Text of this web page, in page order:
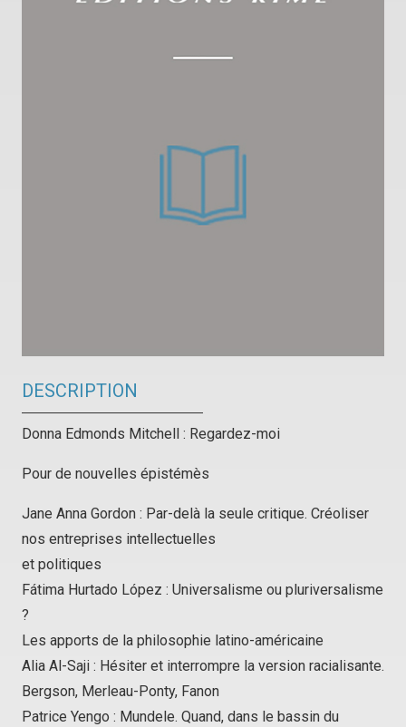
DESCRIPTION
Donna Edmonds Mitchell : Regardez-moi
Pour de nouvelles épistémès
Jane Anna Gordon : Par-delà la seule critique. Créoliser
nos entreprises intellectuelles
et politiques
Fátima Hurtado López : Universalisme ou pluriversalisme
?
Les apports de la philosophie latino-américaine
Alia Al-Saji : Hésiter et interrompre la version racialisante.
Bergson, Merleau-Ponty, Fanon
Patrice Yengo : Mundele. Quand, dans le bassin du